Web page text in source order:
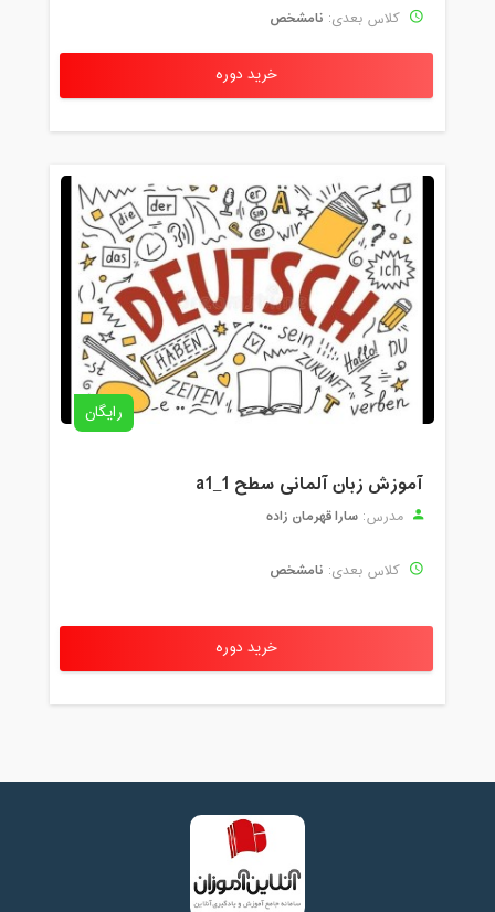
کلاس بعدی: نامشخص
خرید دوره
رایگان
آموزش زبان آلمانی سطح a1_1
مدرس: سارا قهرمان زاده
کلاس بعدی: نامشخص
خرید دوره